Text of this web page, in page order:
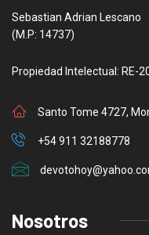
Sebastian Adrian Lescano
(M.P: 14737)
Propiedad Intelectual: RE-
Santo Tome 4727,
+54 911 32188778
Nosotros